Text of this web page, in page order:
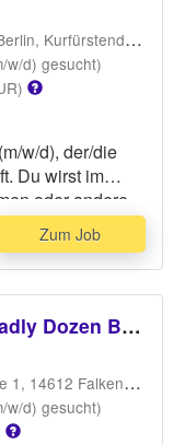
10719 Berlin)
w/d) gesucht)
w/d), der/die
Du wirst im
oder andere
Du solltest
optimalerweise
Job
Hose und
(kein Muster,
Zum Job
Verkäufer/in (m/w/d) @ Deadly Dozen Berlin
14612 Falkensee)
w/d) gesucht)